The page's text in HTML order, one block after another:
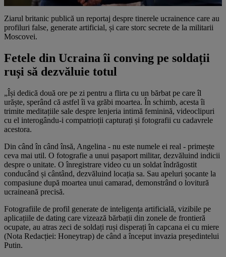
Ziarul britanic publică un reportaj despre tinerele ucrainence care au
profiluri false, generate artificial, și care storc secrete de la militarii
Moscovei.
Fetele din Ucraina îi conving pe soldații
ruși să dezvăluie totul
„Își dedică două ore pe zi pentru a flirta cu un bărbat pe care îl
urăște, sperând că astfel îi va grăbi moartea. În schimb, acesta îi
trimite meditațiile sale despre lenjeria intimă feminină, videoclipuri
cu el interogându-i compatrioții capturați și fotografii cu cadavrele
acestora.
Din când în când însă, Angelina - nu este numele ei real - primește
ceva mai util. O fotografie a unui pașaport militar, dezvăluind indicii
despre o unitate. O înregistrare video cu un soldat îndrăgostit
conducând și cântând, dezvăluind locația sa. Sau apeluri șocante la
compasiune după moartea unui camarad, demonstrând o lovitură
ucraineană precisă.
Fotografiile de profil generate de inteligența artificială, vizibile pe
aplicațiile de dating care vizează bărbații din zonele de frontieră
ocupate, au atras zeci de soldați ruși disperați în capcana ei cu miere
(Nota Redacției: Honeytrap) de când a început invazia președintelui
Putin.